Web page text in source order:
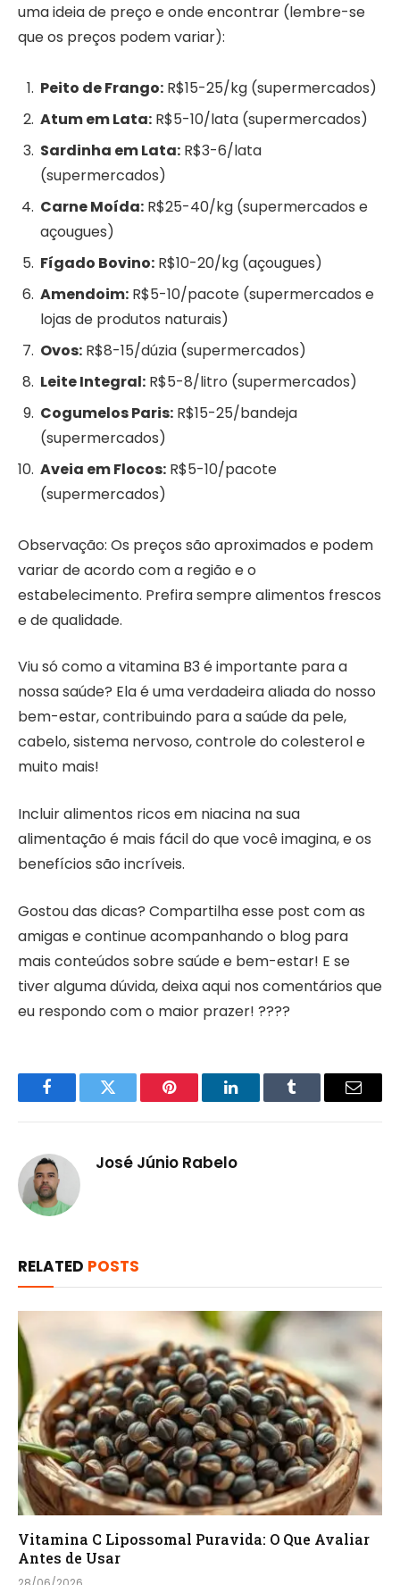
uma ideia de preço e onde encontrar (lembre-se
que os preços podem variar):
Peito de Frango: R$15-25/kg (supermercados)
Atum em Lata: R$5-10/lata (supermercados)
Sardinha em Lata: R$3-6/lata
(supermercados)
Carne Moída: R$25-40/kg (supermercados e
açougues)
Fígado Bovino: R$10-20/kg (açougues)
Amendoim: R$5-10/pacote (supermercados e
lojas de produtos naturais)
Ovos: R$8-15/dúzia (supermercados)
Leite Integral: R$5-8/litro (supermercados)
Cogumelos Paris: R$15-25/bandeja
(supermercados)
Aveia em Flocos: R$5-10/pacote
(supermercados)
Observação: Os preços são aproximados e podem
variar de acordo com a região e o
estabelecimento. Prefira sempre alimentos frescos
e de qualidade.
Viu só como a vitamina B3 é importante para a
nossa saúde? Ela é uma verdadeira aliada do nosso
bem-estar, contribuindo para a saúde da pele,
cabelo, sistema nervoso, controle do colesterol e
muito mais!
Incluir alimentos ricos em niacina na sua
alimentação é mais fácil do que você imagina, e os
benefícios são incríveis.
Gostou das dicas? Compartilha esse post com as
amigas e continue acompanhando o blog para
mais conteúdos sobre saúde e bem-estar! E se
tiver alguma dúvida, deixa aqui nos comentários que
eu respondo com o maior prazer! ????
FacebookTwitter Pinterest LinkedInTumblr Email
José Júnio Rabelo
RELATED POSTS
Vitamina C Lipossomal Puravida: O Que Avaliar
Antes de Usar